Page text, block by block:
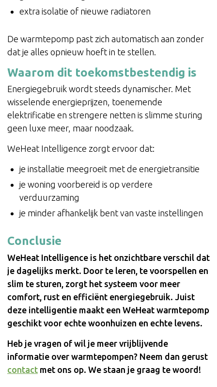
extra isolatie of nieuwe radiatoren
De warmtepomp past zich automatisch aan zonder
dat je alles opnieuw hoeft in te stellen.
Waarom dit toekomstbestendig is
Energiegebruik wordt steeds dynamischer. Met
wisselende energieprijzen, toenemende
elektrificatie en strengere netten is slimme sturing
geen luxe meer, maar noodzaak.
WeHeat Intelligence zorgt ervoor dat:
je installatie meegroeit met de energietransitie
je woning voorbereid is op verdere
verduurzaming
je minder afhankelijk bent van vaste instellingen
Conclusie
WeHeat Intelligence is het onzichtbare verschil dat
je dagelijks merkt. Door te leren, te voorspellen en
slim te sturen, zorgt het systeem voor meer
comfort, rust en efficiënt energiegebruik. Juist
deze intelligentie maakt een WeHeat warmtepomp
geschikt voor echte woonhuizen en echte levens.
Heb je vragen of wil je meer vrijblijvende
informatie over warmtepompen? Neem dan gerust
contact met ons op. We staan je graag te woord!